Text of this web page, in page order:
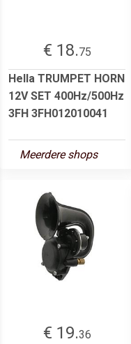
€ 18.75
Hella TRUMPET HORN
12V SET 400Hz/500Hz
3FH 3FH012010041
Meerdere shops
€ 19.36